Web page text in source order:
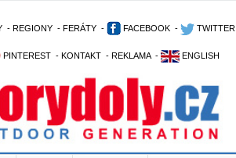
- REGIONY - FERÁTY - FACEBOOK - TWITTER
PINTEREST - KONTAKT - REKLAMA - ENGLISH